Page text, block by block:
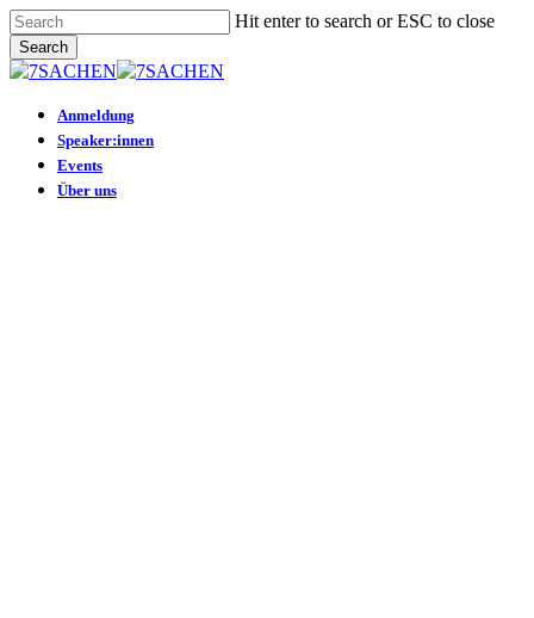
Skip
to
main
Hit enter to search or ESC to close
Search
Close
Menu
Anmeldung
Speaker:innen
Events
Über uns